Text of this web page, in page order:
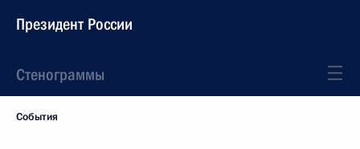
Президент России
Стенограммы
События